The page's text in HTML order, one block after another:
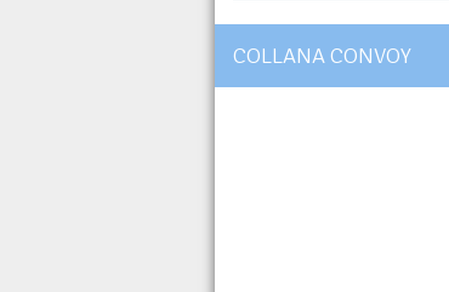
COLLANA CONVOY